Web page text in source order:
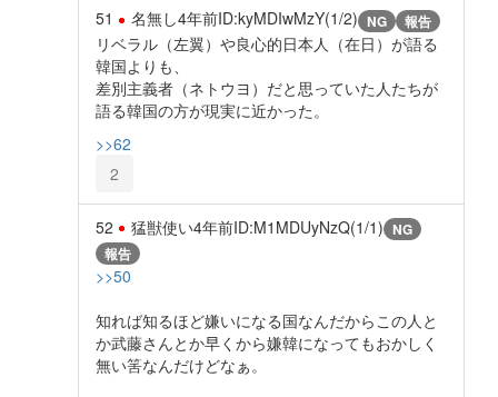
51 名無し4年前ID:kyMDIwMzY(1/2) NG 報告
リベラル（左翼）や良心的日本人（在日）が語る
韓国よりも、
差別主義者（ネトウヨ）だと思っていた人たちが
語る韓国の方が現実に近かった。
>>62
2
52 猛獣使い4年前ID:M1MDUyNzQ(1/1) NG
報告
>>50
知れば知るほど嫌いになる国なんだからこの人と
か武藤さんとか早くから嫌韓になってもおかしく
無い筈なんだけどなぁ。